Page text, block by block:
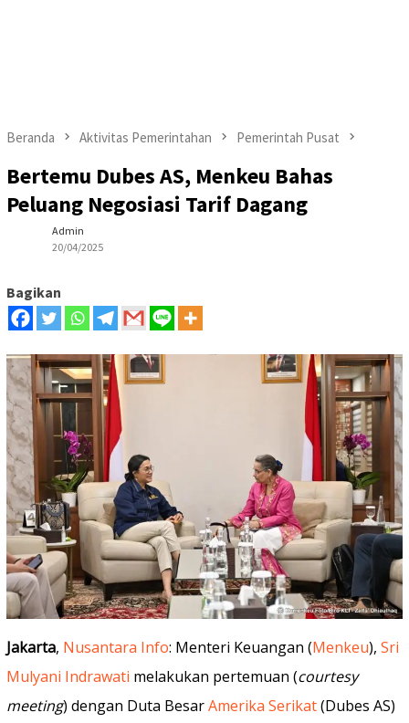
Beranda Aktivitas Pemerintahan Pemerintah Pusat
Bertemu Dubes AS, Menkeu Bahas
Peluang Negosiasi Tarif Dagang
Admin
20/04/2025
Bagikan
Jakarta, Nusantara Info: Menteri Keuangan (Menkeu), Sri
Mulyani Indrawati melakukan pertemuan (courtesy
meeting) dengan Duta BesarAmerika Serikat(Dubes AS)